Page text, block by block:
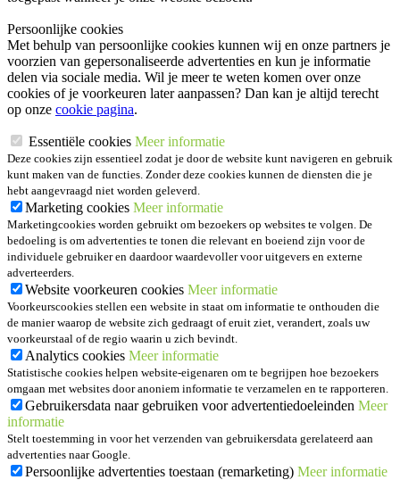
Persoonlijke cookies
Met behulp van persoonlijke cookies kunnen wij en onze partners je
voorzien van gepersonaliseerde advertenties en kun je informatie
delen via sociale media. Wil je meer te weten komen over onze
cookies of je voorkeuren later aanpassen? Dan kan je altijd terecht
op onze cookie pagina.
Essentiële cookies Meer informatie
Deze cookies zijn essentieel zodat je door de website kunt navigeren en gebruik
kunt maken van de functies. Zonder deze cookies kunnen de diensten die je
hebt aangevraagd niet worden geleverd.
Marketing cookies Meer informatie
Marketingcookies worden gebruikt om bezoekers op websites te volgen. De
bedoeling is om advertenties te tonen die relevant en boeiend zijn voor de
individuele gebruiker en daardoor waardevoller voor uitgevers en externe
adverteerders.
Website voorkeuren cookies Meer informatie
Voorkeurscookies stellen een website in staat om informatie te onthouden die
de manier waarop de website zich gedraagt of eruit ziet, verandert, zoals uw
voorkeurstaal of de regio waarin u zich bevindt.
Analytics cookies Meer informatie
Statistische cookies helpen website-eigenaren om te begrijpen hoe bezoekers
omgaan met websites door anoniem informatie te verzamelen en te rapporteren.
Gebruikersdata naar gebruiken voor advertentiedoeleinden Meer
informatie
Stelt toestemming in voor het verzenden van gebruikersdata gerelateerd aan
advertenties naar Google.
Persoonlijke advertenties toestaan (remarketing) Meer informatie